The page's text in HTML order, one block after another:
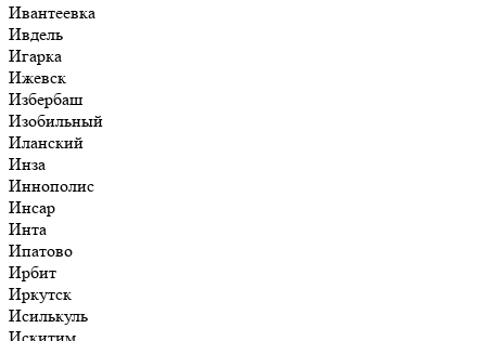
Ивантеевка
Ивдель
Игарка
Ижевск
Избербаш
Изобильный
Иланский
Инза
Иннополис
Инсар
Инта
Ипатово
Ирбит
Иркутск
Исилькуль